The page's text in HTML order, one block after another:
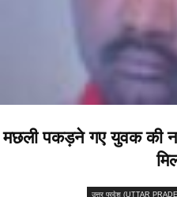
मछली पकड़ने गए युवक की
उत्तर प्रदेश (UTTAR